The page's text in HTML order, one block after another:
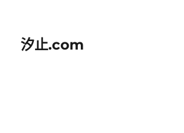
汐止.com